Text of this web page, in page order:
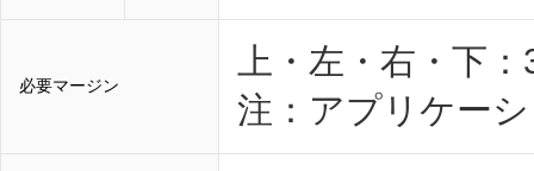
必要マージン
上・左・右・下
注：アプリケー